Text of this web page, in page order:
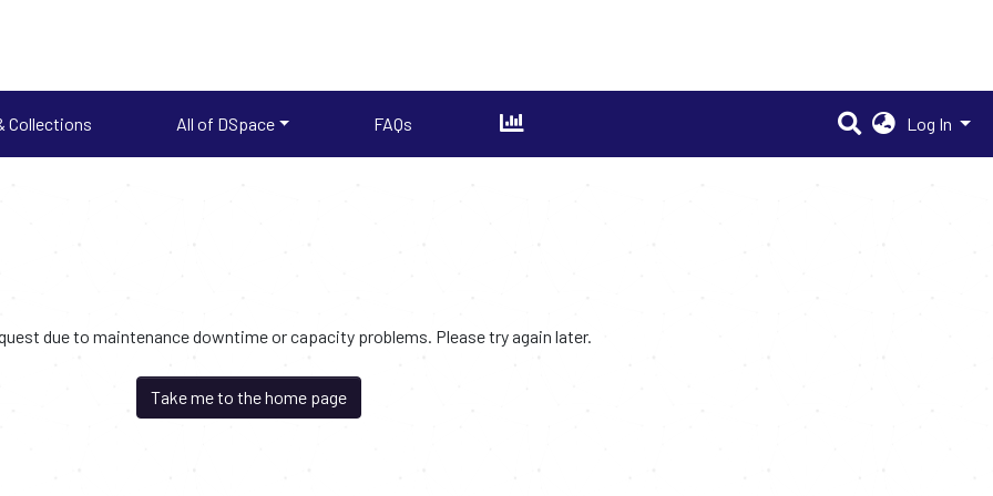
Collections All of DSpace FAQs Log In
due to maintenance downtime or capacity problems. Please try again later.
Take me to the home page